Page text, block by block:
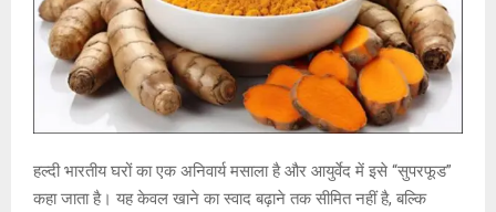
हल्दी भारतीय घरों का एक अनिवार्य मसाला है और आयुर्वेद में इसे “सुपरफूड”
कहा जाता है। यह केवल खाने का स्वाद बढ़ाने तक सीमित नहीं है, बल्कि